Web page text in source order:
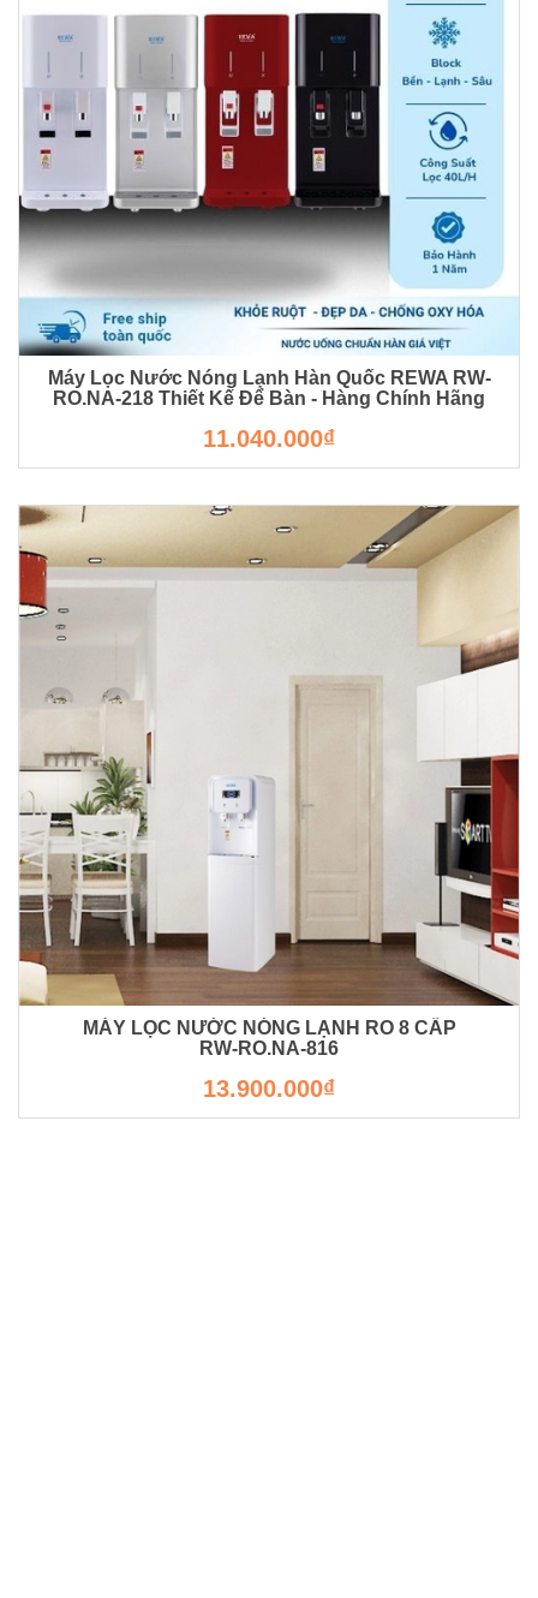
Máy Lọc Nước Nóng Lạnh Hàn Quốc REWA RW-
RO.NA-218 Thiết Kế Để Bàn - Hàng Chính Hãng
11.040.000₫
MÁY LỌC NƯỚC NÓNG LẠNH RO 8 CẤP
RW-RO.NA-816
13.900.000₫